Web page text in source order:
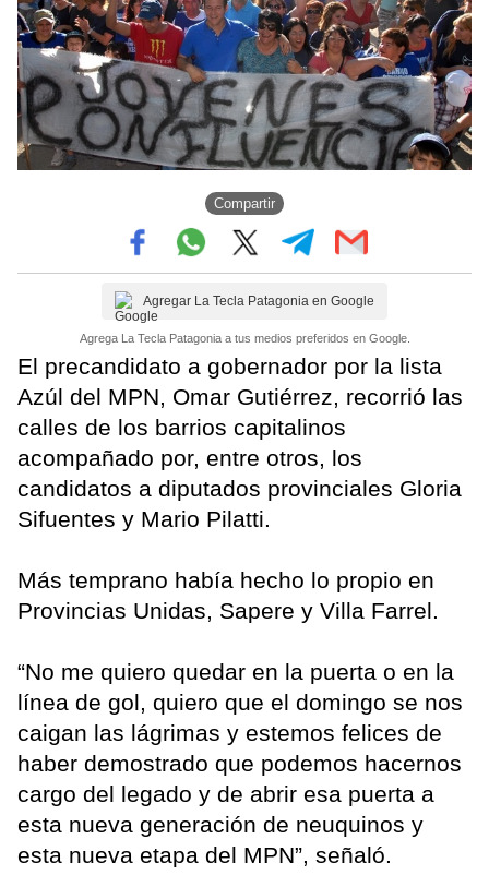
Compartir
Agregar La Tecla Patagonia en Google
Agrega La Tecla Patagonia a tus medios preferidos en Google.
El precandidato a gobernador por la lista
Azúl del MPN, Omar Gutiérrez, recorrió las
calles de los barrios capitalinos
acompañado por, entre otros, los
candidatos a diputados provinciales Gloria
Sifuentes y Mario Pilatti.
Más temprano había hecho lo propio en
Provincias Unidas, Sapere y Villa Farrel.
“No me quiero quedar en la puerta o en la
línea de gol, quiero que el domingo se nos
caigan las lágrimas y estemos felices de
haber demostrado que podemos hacernos
cargo del legado y de abrir esa puerta a
esta nueva generación de neuquinos y
esta nueva etapa del MPN”, señaló.